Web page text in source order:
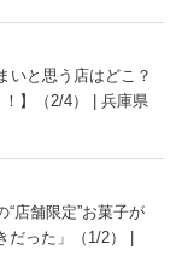
と思う店はどこ？
！】（2/4） | 兵庫県
“店舗限定”お菓子が
った」（1/2） |